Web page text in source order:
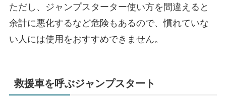
ただし、ジャンプスターター使い方を間違えると
余計に悪化するなど危険もあるので、慣れていな
い人には使用をおすすめできません。
救援車を呼ぶジャンプスタート